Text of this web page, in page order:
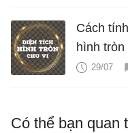
Cách
hình tròn
29/07
Có thể bạn quan